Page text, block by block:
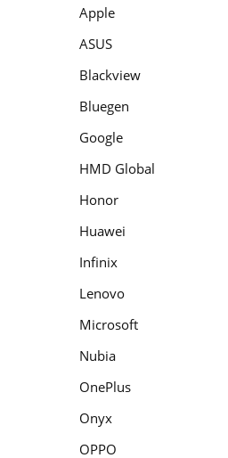
Apple
ASUS
Blackview
Bluegen
Google
HMD Global
Honor
Huawei
Infinix
Lenovo
Microsoft
Nubia
OnePlus
Onyx
OPPO